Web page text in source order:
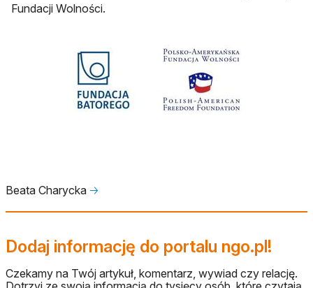
Fundacji Wolności.
Beata Charycka 🡢
Dodaj informację do portalu ngo.pl!
Czekamy na Twój artykuł, komentarz, wywiad czy relację.